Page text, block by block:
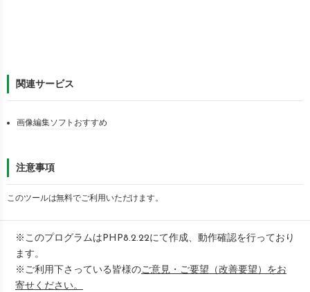
関連サービス
画像編集ソフトおすすめ
注意事項
このツールは無料でご利用いただけます。
※このプログラムはPHP8.2.22にて作成、動作確認を行っており
ます。
※ご利用下さっている皆様のご意見・ご要望（改善要望）をお
寄せください。